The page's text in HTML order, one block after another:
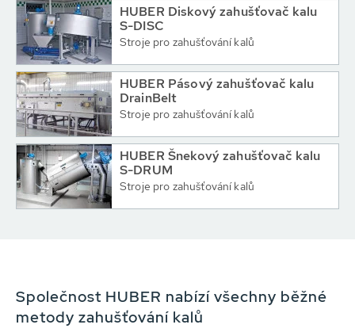
HUBER Diskový zahušťovač kalu
S-DISC
Stroje pro zahušťování kalů
HUBER Pásový zahušťovač kalu
DrainBelt
Stroje pro zahušťování kalů
HUBER Šnekový zahušťovač kalu
S-DRUM
Stroje pro zahušťování kalů
Společnost HUBER nabízí všechny běžné
metody zahušťování kalů